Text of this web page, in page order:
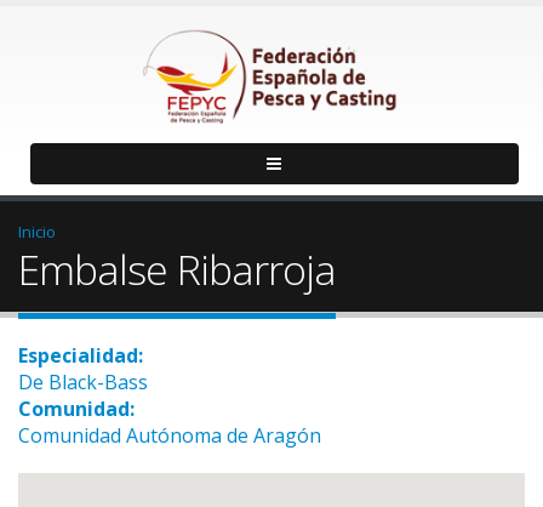
Inicio
Embalse Ribarroja
Especialidad:
De Black-Bass
Comunidad:
Comunidad Autónoma de Aragón